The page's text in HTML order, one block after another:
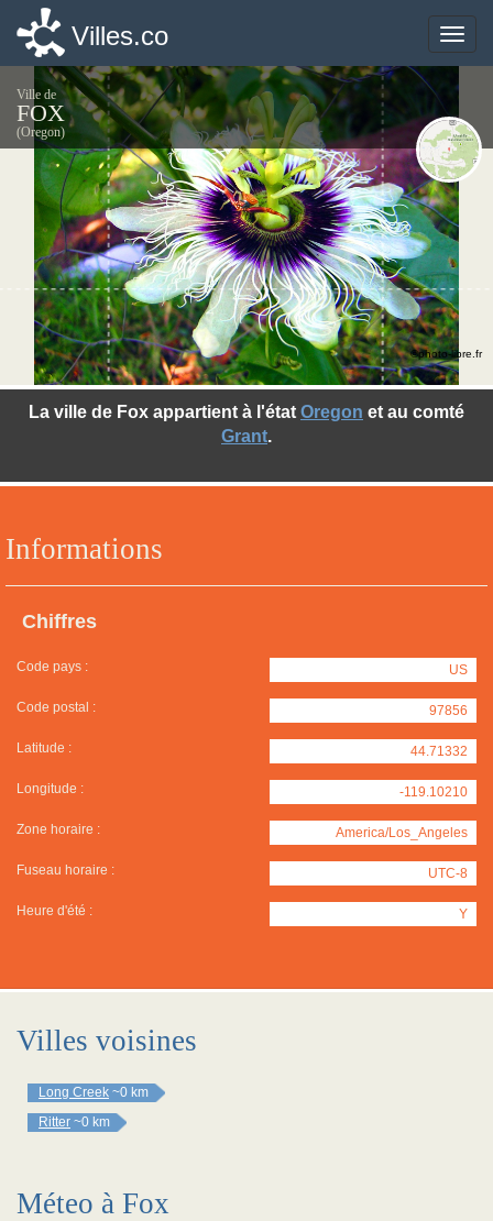
Toggle
Villes.co
Ville de
FOX
(Oregon)
Informations
Chiffres
Code pays : US
Code postal : 97856
Latitude : 44.71332
Longitude : -119.10210
Zone horaire : America/Los_Angeles
Fuseau horaire : UTC-8
Heure d'été : Y
La ville de Fox appartient à l'état Oregon et au comté
Grant.
©photo-libre.fr
Villes voisines
Long Creek ~0 km
Ritter ~0 km
Méteo à Fox
Toggle
Villes.co